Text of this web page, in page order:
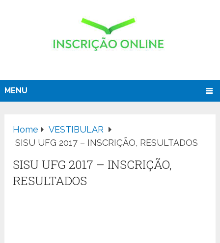
MENU
Home
VESTIBULAR
SISU UFG 2017 – INSCRIÇÃO, RESULTADOS
SISU UFG 2017 – INSCRIÇÃO,
RESULTADOS